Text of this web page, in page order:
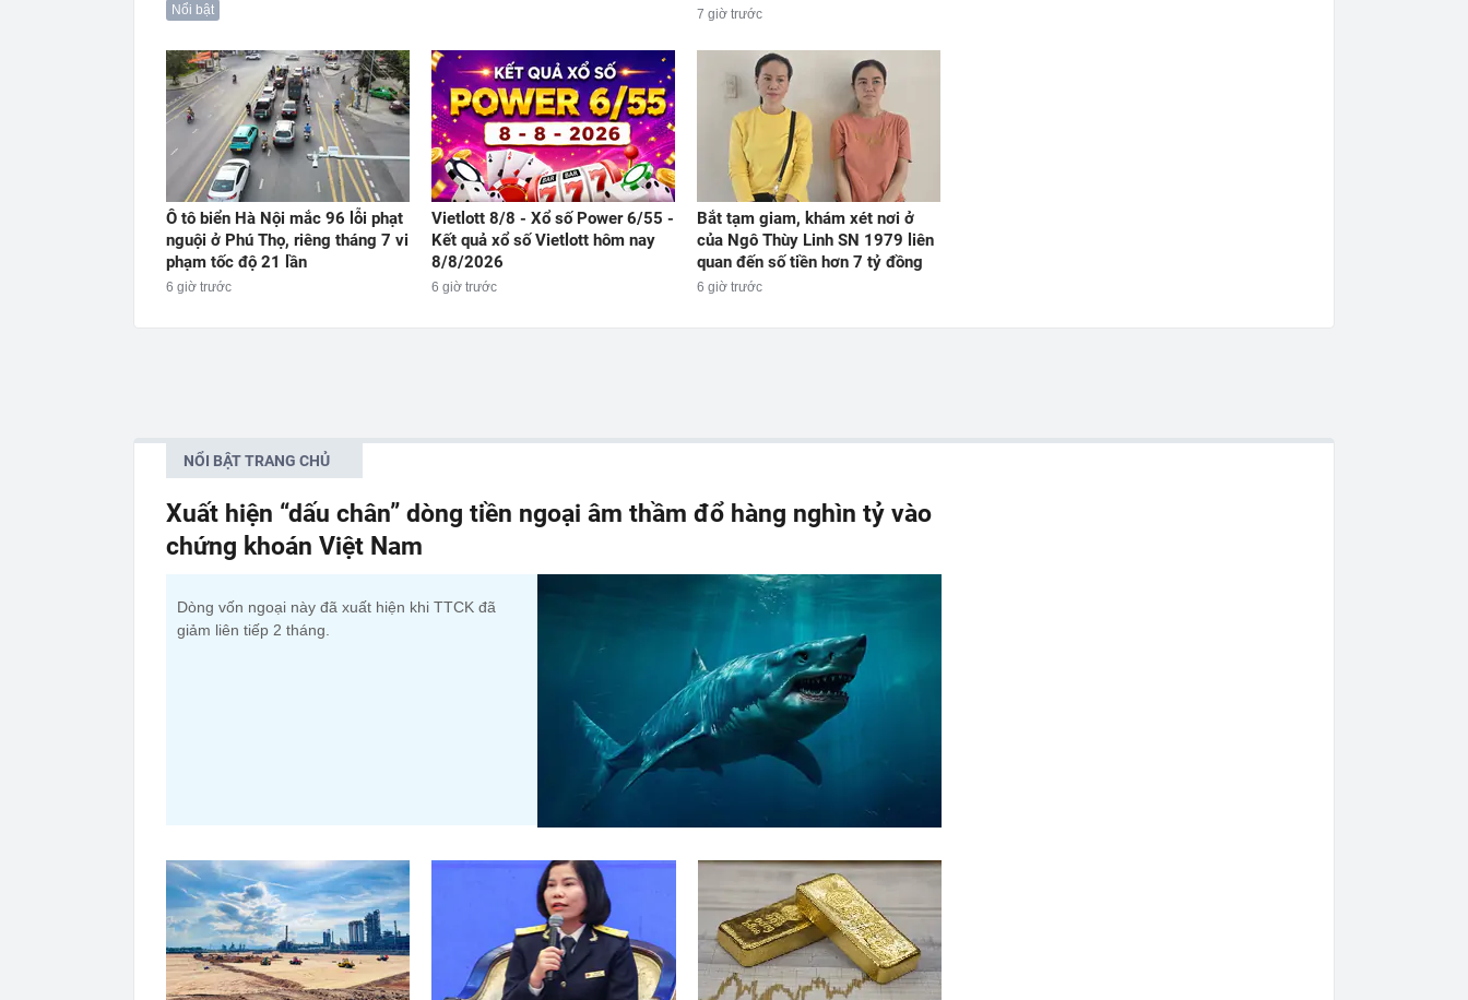
Nổi bật 7 giờ trước
Ô tô biển Hà Nội mắc 96 lỗi phạt
nguội ở Phú Thọ, riêng tháng 7 vi
phạm tốc độ 21 lần
6 giờ trước
Vietlott 8/8 - Xổ số Power 6/55 -
Kết quả xổ số Vietlott hôm nay
8/8/2026
6 giờ trước
Bắt tạm giam, khám xét nơi ở
của Ngô Thùy Linh SN 1979 liên
quan đến số tiền hơn 7 tỷ đồng
6 giờ trước
NỔI BẬT TRANG CHỦ
Xuất hiện “dấu chân” dòng tiền ngoại âm thầm đổ hàng nghìn tỷ vào
chứng khoán Việt Nam
Dòng vốn ngoại này đã xuất hiện khi TTCK đã
giảm liên tiếp 2 tháng.